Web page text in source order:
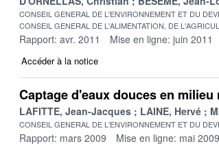
CONSEIL GENERAL DE L'ENVIRONNEMENT ET DU
CONSEIL GENERAL DE L'ALIMENTATION, DE
Rapport: avr. 2011 Mise en ligne: juin 2011
Accéder à la notice
Captage d'eaux douces en milieu
LAFITTE, Jean-Jacques LAINE, Hervé
CONSEIL GENERAL DE L'ENVIRONNEMENT ET DU
Rapport: mars 2009 Mise en ligne: mai 2009